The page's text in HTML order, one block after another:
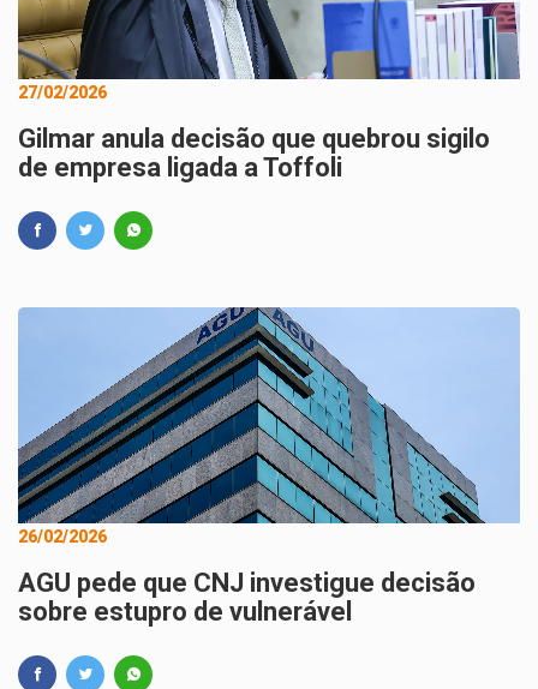
27/02/2026
Gilmar anula decisão que quebrou sigilo
de empresa ligada a Toffoli
26/02/2026
AGU pede que CNJ investigue decisão
sobre estupro de vulnerável